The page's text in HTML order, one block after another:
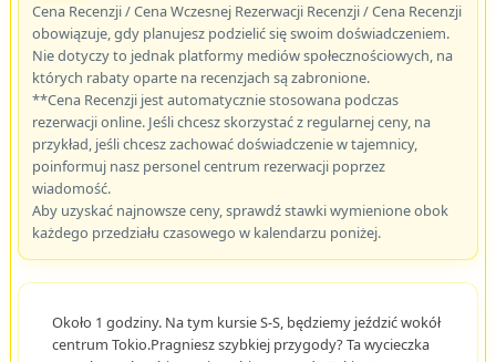
Cena Recenzji / Cena Wczesnej Rezerwacji Recenzji / Cena Recenzji
obowiązuje, gdy planujesz podzielić się swoim doświadczeniem.
Nie dotyczy to jednak platformy mediów społecznościowych, na
których rabaty oparte na recenzjach są zabronione.
**Cena Recenzji jest automatycznie stosowana podczas
rezerwacji online. Jeśli chcesz skorzystać z regularnej ceny, na
przykład, jeśli chcesz zachować doświadczenie w tajemnicy,
poinformuj nasz personel centrum rezerwacji poprzez
wiadomość.
Aby uzyskać najnowsze ceny, sprawdź stawki wymienione obok
każdego przedziału czasowego w kalendarzu poniżej.
Około 1 godziny. Na tym kursie S-S, będziemy jeździć wokół
centrum Tokio.Pragniesz szybkiej przygody? Ta wycieczka